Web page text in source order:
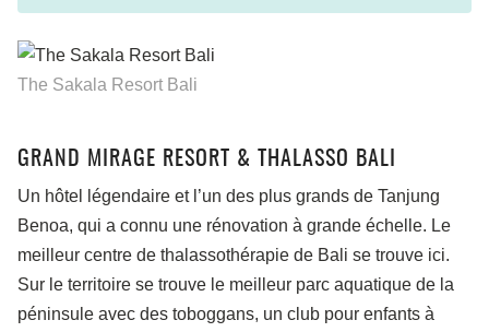
The Sakala Resort Bali
GRAND MIRAGE RESORT & THALASSO BALI
Un hôtel légendaire et l’un des plus grands de Tanjung
Benoa, qui a connu une rénovation à grande échelle. Le
meilleur centre de thalassothérapie de Bali se trouve ici.
Sur le territoire se trouve le meilleur parc aquatique de la
péninsule avec des toboggans, un club pour enfants à